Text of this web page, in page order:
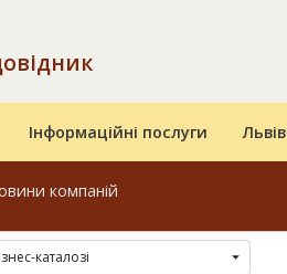
Інформаційні послуги
компаній
каталозі